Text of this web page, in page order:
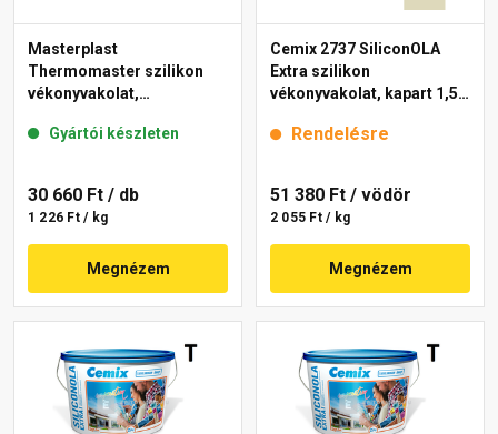
Masterplast
Thermomaster szilikon
vékonyvakolat,
fehér 25 kg
Gyártói készleten
30 660 Ft / db
1 226 Ft / kg
Megnézem
Cemix 2737 SiliconOLA
Extra szilikon
vékonyvakolat, kapart 1,5
Rendelésre
51 380 Ft / vödör
2 055 Ft / kg
Megnézem